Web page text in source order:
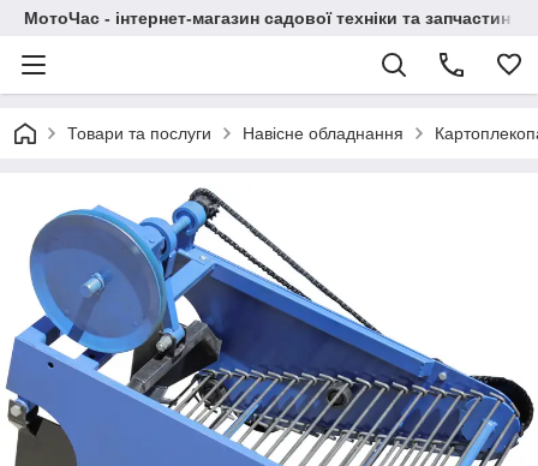
МотоЧас - інтернет-магазин садової техніки та запчастин
Товари та послуги Навісне обладнання